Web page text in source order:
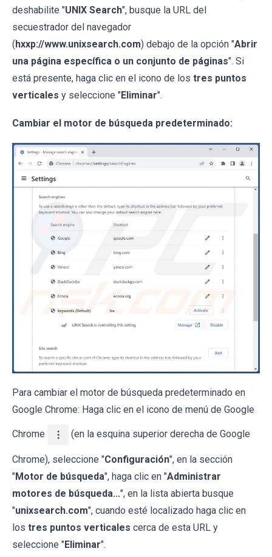
deshabilite "UNIX Search", busque la URL del
secuestrador del navegador
( hxxp://www.unixsearch.com) debajo de la opción "Abrir
una página específica o un conjunto de páginas". Si
está presente, haga clic en el icono de los tres puntos
verticales y seleccione "Eliminar".
Cambiar el motor de búsqueda predeterminado:
Para cambiar el motor de búsqueda predeterminado en
Google Chrome: Haga clic en el icono de menú de Google
Chrome (en la esquina superior derecha de Google
Chrome), seleccione "Configuración", en la sección
"Motor de búsqueda", haga clic en "Administrar
motores de búsqueda...", en la lista abierta busque
"unixsearch.com", cuando esté localizado haga clic en
los tres puntos verticales cerca de esta URL y
seleccione "Eliminar".